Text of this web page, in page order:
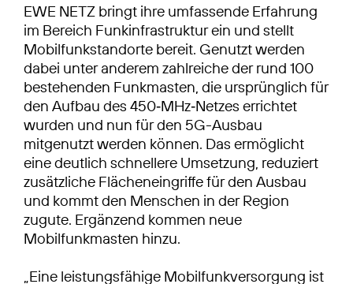
EWE NETZ bringt ihre umfassende Erfahrung
im Bereich Funkinfrastruktur ein und stellt
Mobilfunkstandorte bereit. Genutzt werden
dabei unter anderem zahlreiche der rund 100
bestehenden Funkmasten, die ursprünglich für
den Aufbau des 450‑MHz‑Netzes errichtet
wurden und nun für den 5G-Ausbau
mitgenutzt werden können. Das ermöglicht
eine deutlich schnellere Umsetzung, reduziert
zusätzliche Flächeneingriffe für den Ausbau
und kommt den Menschen in der Region
zugute. Ergänzend kommen neue
Mobilfunkmasten hinzu.
„Eine leistungsfähige Mobilfunkversorgung ist